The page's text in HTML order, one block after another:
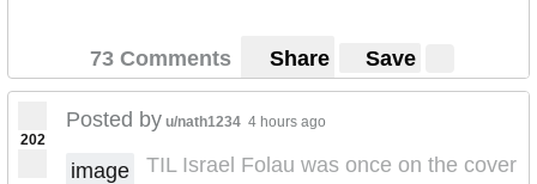
73 Comments Share Save
202
Posted by u/nath1234 4 hours ago
image
TIL Israel Folau was once on the cover